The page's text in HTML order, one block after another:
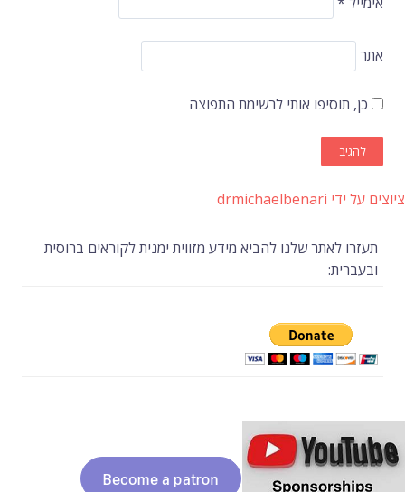
אתר
כן, תוסיפו אותי לרשימת התפוצה
ציוצים על ידי drmichaelbenari
תעזרו לאתר שלנו להביא מידע מזווית ימנית לקוראים ברוסית
ובעברית: